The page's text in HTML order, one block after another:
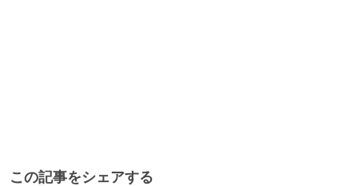
この記事をシェアする